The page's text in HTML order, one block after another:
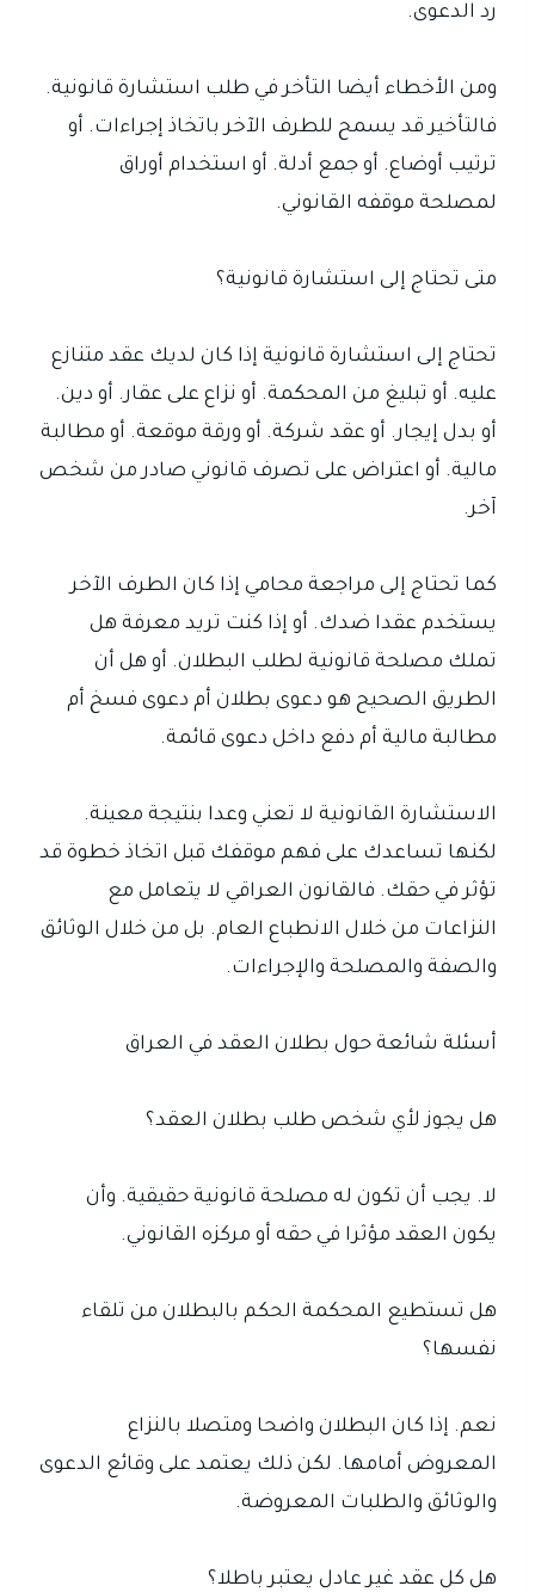
رد الدعوى.
ومن الأخطاء أيضا التأخر في طلب استشارة قانونية.
فالتأخير قد يسمح للطرف الآخر باتخاذ إجراءات. أو
ترتيب أوضاع. أو جمع أدلة. أو استخدام أوراق
لمصلحة موقفه القانوني.
متى تحتاج إلى استشارة قانونية؟
تحتاج إلى استشارة قانونية إذا كان لديك عقد متنازع
عليه. أو تبليغ من المحكمة. أو نزاع على عقار. أو دين.
أو بدل إيجار. أو عقد شركة. أو ورقة موقعة. أو مطالبة
مالية. أو اعتراض على تصرف قانوني صادر من شخص
آخر.
كما تحتاج إلى مراجعة محامي إذا كان الطرف الآخر
يستخدم عقدا ضدك. أو إذا كنت تريد معرفة هل
تملك مصلحة قانونية لطلب البطلان. أو هل أن
الطريق الصحيح هو دعوى بطلان أم دعوى فسخ أم
مطالبة مالية أم دفع داخل دعوى قائمة.
الاستشارة القانونية لا تعني وعدا بنتيجة معينة.
لكنها تساعدك على فهم موقفك قبل اتخاذ خطوة قد
تؤثر في حقك. فالقانون العراقي لا يتعامل مع
النزاعات من خلال الانطباع العام. بل من خلال الوثائق
والصفة والمصلحة والإجراءات.
أسئلة شائعة حول بطلان العقد في العراق
هل يجوز لأي شخص طلب بطلان العقد؟
لا. يجب أن تكون له مصلحة قانونية حقيقية. وأن
يكون العقد مؤثرا في حقه أو مركزه القانوني.
هل تستطيع المحكمة الحكم بالبطلان من تلقاء
نفسها؟
نعم. إذا كان البطلان واضحا ومتصلا بالنزاع
المعروض أمامها. لكن ذلك يعتمد على وقائع الدعوى
والوثائق والطلبات المعروضة.
هل كل عقد غير عادل يعتبر باطلا؟